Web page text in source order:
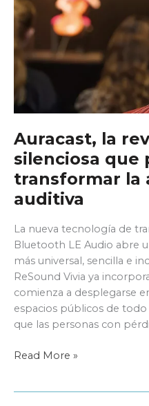
Auracast, la
silenciosa que
transformar la
auditiva
La nueva tecnología de
Bluetooth LE Audio abre
más universal, sencilla e
ReSound Vivia ya
comienza a desplegarse
espacios públicos de
que las personas con
Auracast,
Read More »